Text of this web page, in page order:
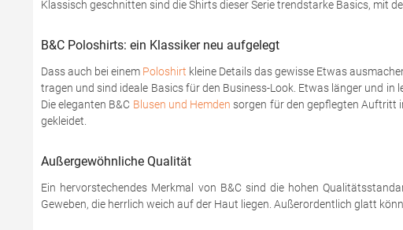
Klassisch geschnitten sind die Shirts dieser Serie trendstarke Basics, mit
B&C Poloshirts: ein Klassiker neu aufgelegt
Dass auch bei einem Poloshirt kleine Details das gewisse Etwas
tragen und sind ideale Basics für den Business-Look. Etwas länger und in
Die eleganten B&C Blusen und Hemden sorgen für den gepflegten Auftritt
gekleidet.
Außergewöhnliche Qualität
Ein hervorstechendes Merkmal von B&C sind die hohen
Geweben, die herrlich weich auf der Haut liegen. Außerordentlich glatt